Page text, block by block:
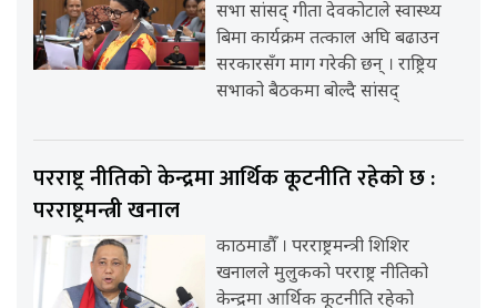
सभा सांसद् गीता देवकोटाले स्वास्थ्य
बिमा कार्यक्रम तत्काल अघि बढाउन
सरकारसँग माग गरेकी छन् । राष्ट्रिय
सभाको बैठकमा बोल्दै सांसद्
परराष्ट्र नीतिको केन्द्रमा आर्थिक कूटनीति रहेको छ :
परराष्ट्रमन्त्री खनाल
काठमाडौँ । परराष्ट्रमन्त्री शिशिर
खनालले मुलुकको परराष्ट्र नीतिको
केन्द्रमा आर्थिक कूटनीति रहेको